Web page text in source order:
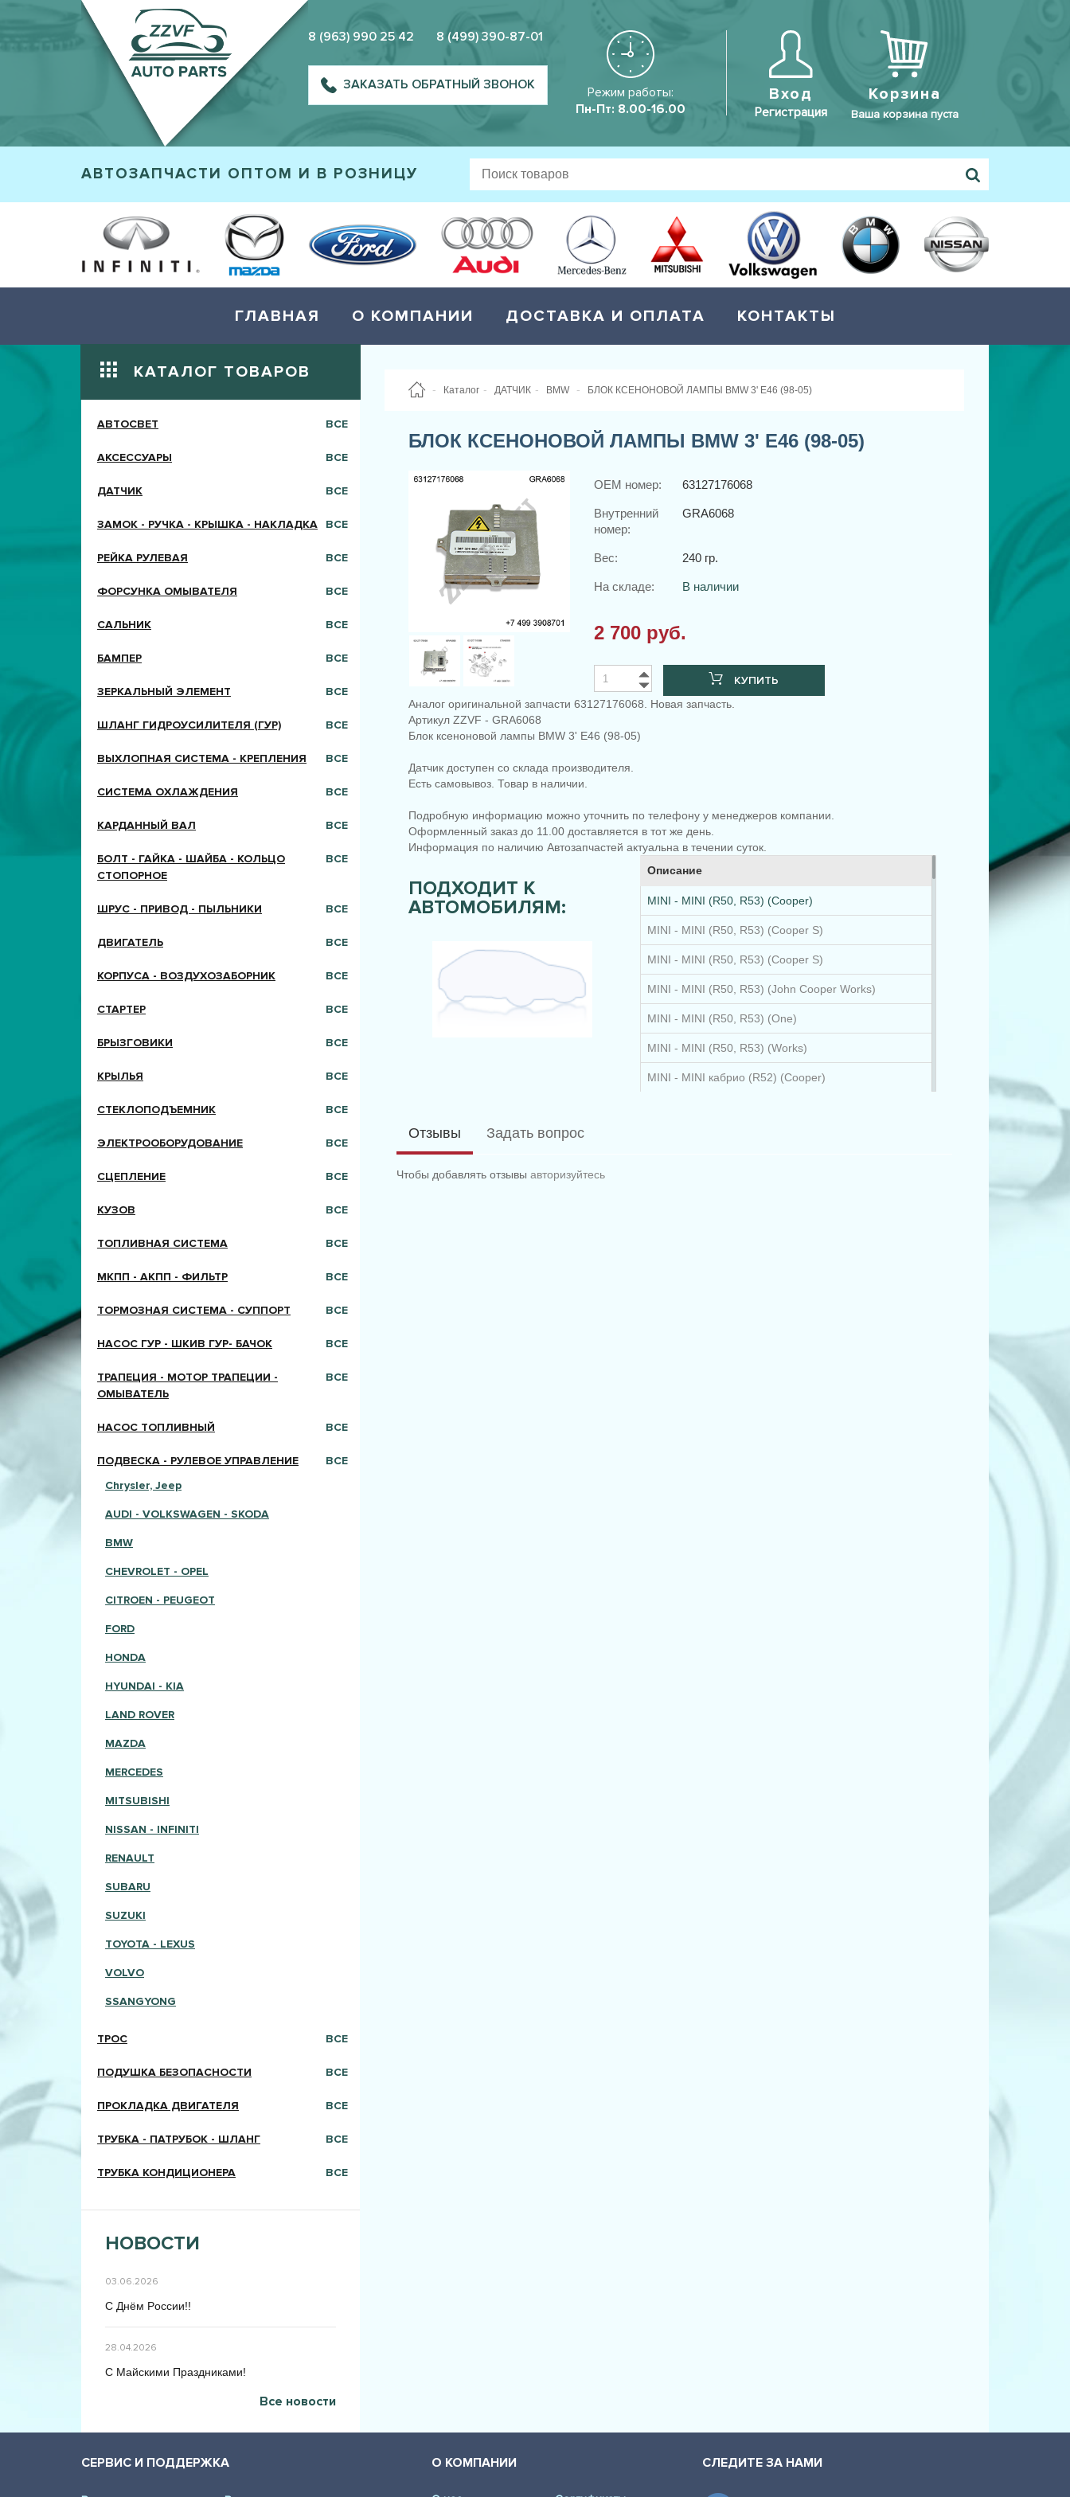
8 (963) 990 25 42 8 (499) 390-87-01
ЗАКАЗАТЬ ОБРАТНЫЙ ЗВОНОК
Режим работы:
Пн-Пт: 8.00-16.00
Вход
Регистрация
Корзина
Ваша корзина пуста
АВТОЗАПЧАСТИ ОПТОМ И В РОЗНИЦУ
ГЛАВНАЯ О КОМПАНИИ ДОСТАВКА И ОПЛАТА КОНТАКТЫ
КАТАЛОГ ТОВАРОВ
ВСЕ
АВТОСВЕТ
ВСЕ
АКСЕССУАРЫ
ВСЕ
ДАТЧИК
ВСЕ
ЗАМОК - РУЧКА - КРЫШКА - НАКЛАДКА
ВСЕ
РЕЙКА РУЛЕВАЯ
ВСЕ
ФОРСУНКА ОМЫВАТЕЛЯ
ВСЕ
САЛЬНИК
ВСЕ
БАМПЕР
ВСЕ
ЗЕРКАЛЬНЫЙ ЭЛЕМЕНТ
ВСЕ
ШЛАНГ ГИДРОУСИЛИТЕЛЯ (ГУР)
ВСЕ
ВЫХЛОПНАЯ СИСТЕМА - КРЕПЛЕНИЯ
ВСЕ
СИСТЕМА ОХЛАЖДЕНИЯ
ВСЕ
КАРДАННЫЙ ВАЛ
ВСЕ
БОЛТ - ГАЙКА - ШАЙБА - КОЛЬЦО
СТОПОРНОЕ
ВСЕ
ШРУС - ПРИВОД - ПЫЛЬНИКИ
ВСЕ
ДВИГАТЕЛЬ
ВСЕ
КОРПУСА - ВОЗДУХОЗАБОРНИК
ВСЕ
СТАРТЕР
ВСЕ
БРЫЗГОВИКИ
ВСЕ
КРЫЛЬЯ
ВСЕ
СТЕКЛОПОДЪЕМНИК
ВСЕ
ЭЛЕКТРООБОРУДОВАНИЕ
ВСЕ
СЦЕПЛЕНИЕ
ВСЕ
КУЗОВ
ВСЕ
ТОПЛИВНАЯ СИСТЕМА
ВСЕ
МКПП - АКПП - ФИЛЬТР
ВСЕ
ТОРМОЗНАЯ СИСТЕМА - СУППОРТ
ВСЕ
НАСОС ГУР - ШКИВ ГУР- БАЧОК
ВСЕ
ТРАПЕЦИЯ - МОТОР ТРАПЕЦИИ -
ОМЫВАТЕЛЬ
ВСЕ
НАСОС ТОПЛИВНЫЙ
ВСЕ
ПОДВЕСКА - РУЛЕВОЕ УПРАВЛЕНИЕ
Chrysler, Jeep
AUDI - VOLKSWAGEN - SKODA
BMW
CHEVROLET - OPEL
CITROEN - PEUGEOT
FORD
HONDA
HYUNDAI - KIA
LAND ROVER
MAZDA
MERCEDES
MITSUBISHI
NISSAN - INFINITI
RENAULT
SUBARU
SUZUKI
TOYOTA - LEXUS
VOLVO
SSANGYONG
ВСЕ
ТРОС
ВСЕ
ПОДУШКА БЕЗОПАСНОСТИ
ВСЕ
ПРОКЛАДКА ДВИГАТЕЛЯ
ВСЕ
ТРУБКА - ПАТРУБОК - ШЛАНГ
ВСЕ
ТРУБКА КОНДИЦИОНЕРА
НОВОСТИ
03.06.2026
C Днём Poccии!!
28.04.2026
C Maйcкими Праздниками!
Все новости
Каталог ДАТЧИК BMW БЛОК КСЕНОНОВОЙ ЛАМПЫ BMW 3' E46 (98-05)
БЛОК КСЕНОНОВОЙ ЛАМПЫ BMW 3' E46 (98-05)
OEM номер: 63127176068
Внутренний
номер:
GRA6068
Вес: 240 гр.
На складе: В наличии
2 700 руб.
КУПИТЬ
Аналог оригинальной запчасти 63127176068. Новая запчасть.
Артикул ZZVF - GRA6068
Блок ксеноновой лампы BMW 3' E46 (98-05)
Датчик доступен со склада производителя.
Есть самовывоз. Товар в наличии.
Подробную информацию можно уточнить по телефону у менеджеров компании.
Оформленный заказ до 11.00 доставляется в тот же день.
Информация по наличию Автозапчастей актуальна в течении суток.
ПОДХОДИТ К
АВТОМОБИЛЯМ:
Описание
MINI - MINI (R50, R53) (Cooper)
MINI - MINI (R50, R53) (Cooper S)
MINI - MINI (R50, R53) (Cooper S)
MINI - MINI (R50, R53) (John Cooper Works)
MINI - MINI (R50, R53) (One)
MINI - MINI (R50, R53) (Works)
MINI - MINI кабрио (R52) (Cooper)
BMW - 3 купе (E46) (330 xi)
BMW - 3 (E46) (316 i)
BMW - 3 (E46) (316 i)
Отзывы Задать вопрос
Чтобы добавлять отзывы авторизуйтесь
СЕРВИС И ПОДДЕРЖКА О КОМПАНИИ СЛЕДИТЕ ЗА НАМИ